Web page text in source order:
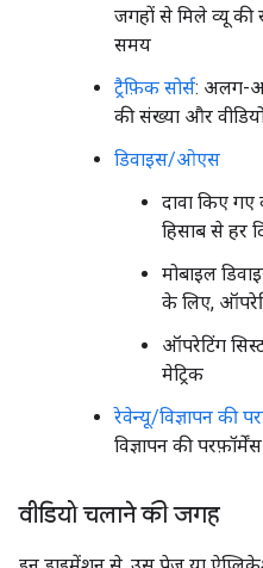
जगहों से मिले व्यू की
समय
ट्रैफ़िक सोर्स: अलग-
की संख्या और
डिवाइस/ओएस
दावा किए गए
हिसाब से हर
मोबाइल
के लिए,
ऑपरेटिंग
मेट्रिक
रेवेन्यू/विज्ञापन की
विज्ञापन की
वीडियो चलाने की जगह